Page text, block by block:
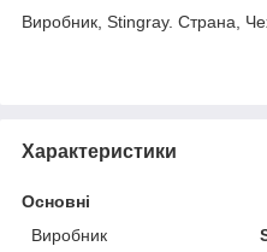
Виробник, Stingray. Страна,
Характеристики
Основні
Виробник